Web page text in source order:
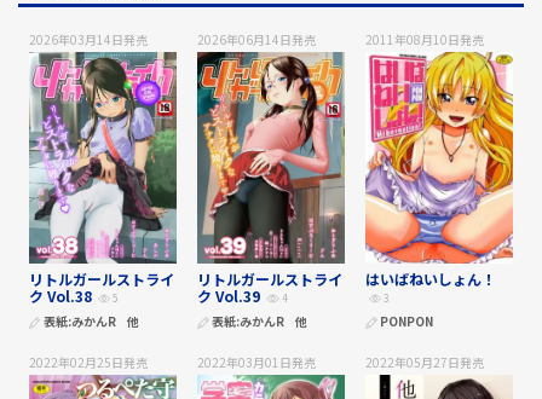
2026年03月14日発売
リトルガールストライ
ク Vol.38
5
表紙:みかんR 他
2026年06月14日発売
リトルガールストライ
ク Vol.39
4
表紙:みかんR 他
2011年08月10日発売
はいばねいしょん！
3
PONPON
2022年02月25日発売 2022年03月01日発売 2022年05月27日発売